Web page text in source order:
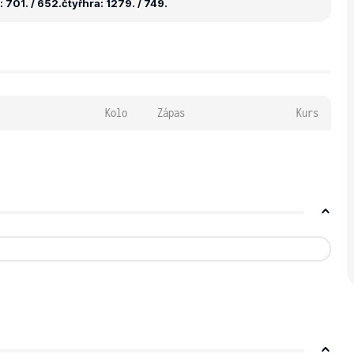
701. / 652.čtyřhra: 1279. / 749.
Kolo Zápas Kurs